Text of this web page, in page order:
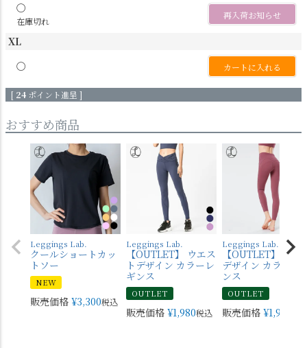
〇
在庫切れ
再入荷お知らせ
XL
〇
カートに入れる
[ 24 ポイント進呈 ]
おすすめ商品
Leggings Lab.
クールショートカッ
トソー
NEW
販売価格 ¥3,300税込
Leggings Lab.
【OUTLET】 ウエス
トデザイン カラーレ
ギンス
OUTLET
販売価格 ¥1,980税込
Leggings Lab.
【OUTLET】 バッ
デザイン カラーレ
ンス
OUTLET
販売価格 ¥1,980